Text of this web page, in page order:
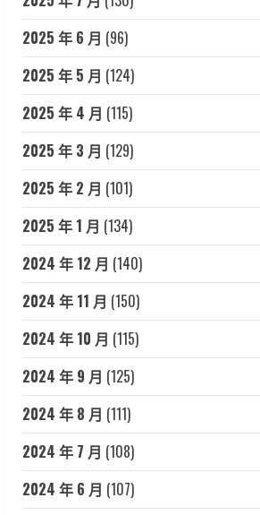
2025 年 6 月 (96)
2025 年 5 月 (124)
2025 年 4 月 (115)
2025 年 3 月 (129)
2025 年 2 月 (101)
2025 年 1 月 (134)
2024 年 12 月 (140)
2024 年 11 月 (150)
2024 年 10 月 (115)
2024 年 9 月 (125)
2024 年 8 月 (111)
2024 年 7 月 (108)
2024 年 6 月 (107)